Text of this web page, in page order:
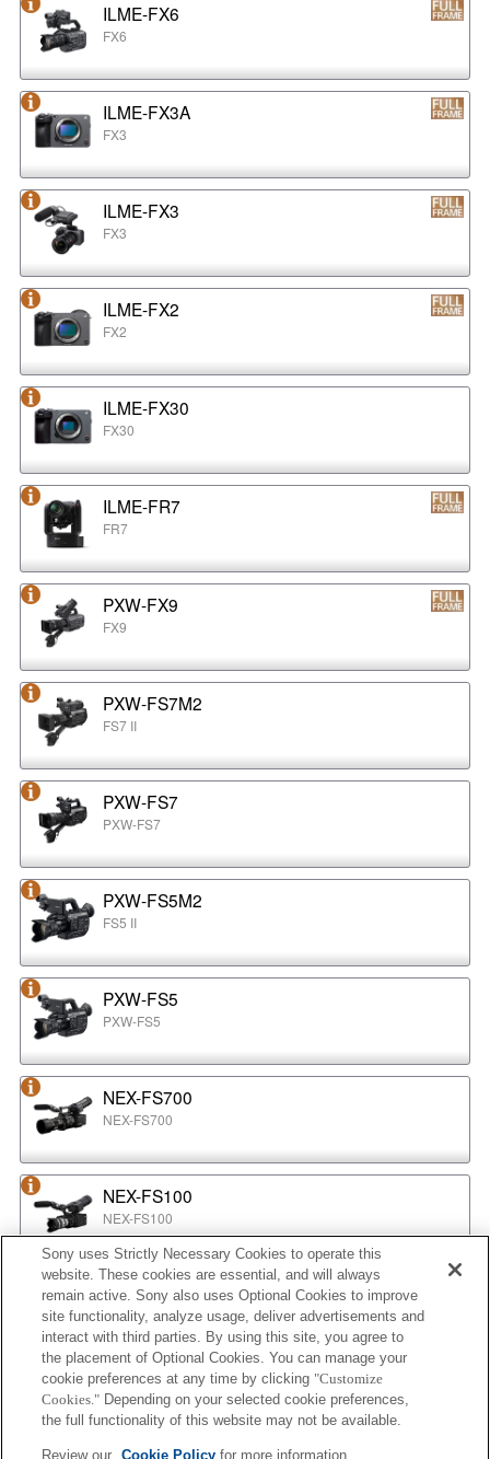
ILME-FX6
FX6
ILME-FX3A
FX3
ILME-FX3
FX3
ILME-FX2
FX2
ILME-FX30
FX30
ILME-FR7
FR7
PXW-FX9
FX9
PXW-FS7M2
FS7 II
PXW-FS7
PXW-FS7
PXW-FS5M2
FS5 II
PXW-FS5
PXW-FS5
NEX-FS700
NEX-FS700
NEX-FS100
NEX-FS100
NEX-EA50
NEX-EA50
MPC-2610
BURANO
Sony uses Strictly Necessary Cookies to operate this
website. These cookies are essential, and will always
remain active. Sony also uses Optional Cookies to improve
site functionality, analyze usage, deliver advertisements and
interact with third parties. By using this site, you agree to
the placement of Optional Cookies. You can manage your
cookie preferences at any time by clicking "Customize
Cookies." Depending on your selected cookie preferences,
the full functionality of this website may not be available.
Review our Cookie Policyfor more information.